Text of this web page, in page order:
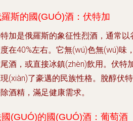
斯的國(GUÓ)酒：伏特加
加是俄羅斯的象征性烈酒，通常
在40%左右。它無(wú)色無(wú)味
酒，或直接冰鎮(zhèn)飲用。伏特
(xiàn)了豪邁的民族性格。脫醇伏
酒精，滿足健康需求。
(GUÓ)的國(GUÓ)酒：葡萄酒